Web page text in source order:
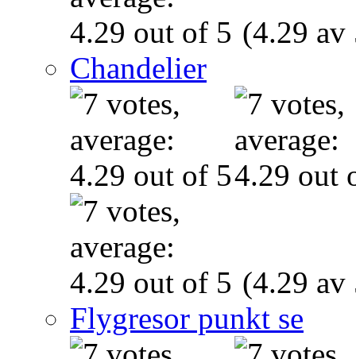
(4.29 av
Chandelier
(4.29 av
Flygresor punkt se